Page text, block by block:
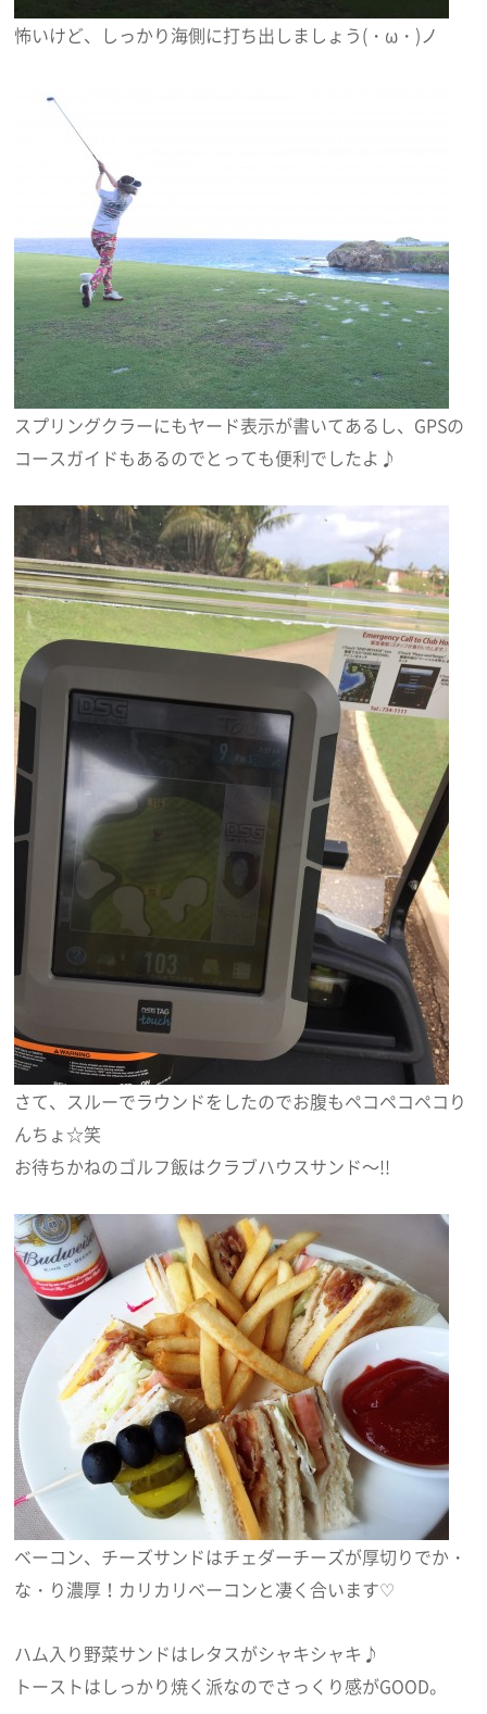
怖いけど、しっかり海側に打ち出しましょう(・ω・)ノ
スプリングクラーにもヤード表示が書いてあるし、GPSの
コースガイドもあるのでとっても便利でしたよ♪
さて、スルーでラウンドをしたのでお腹もペコペコペコり
んちょ☆笑
お待ちかねのゴルフ飯はクラブハウスサンド～!!
ベーコン、チーズサンドはチェダーチーズが厚切りでか・
な・り濃厚！カリカリベーコンと凄く合います♡
ハム入り野菜サンドはレタスがシャキシャキ♪
トーストはしっかり焼く派なのでさっくり感がGOOD。